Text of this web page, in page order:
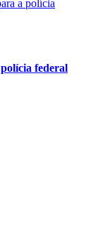
federal